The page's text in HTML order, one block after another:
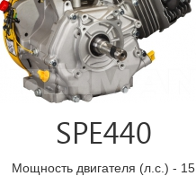
SPE440
Мощность двигателя (л.с.) - 15